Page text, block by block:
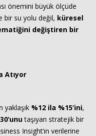
önemini büyük ölçüde
bir su yolu değil, küresel
değiştiren bir
Atıyor
yaklaşık %12 ila %15’ini,
taşıyan stratejik bir
Insight’ın verilerine